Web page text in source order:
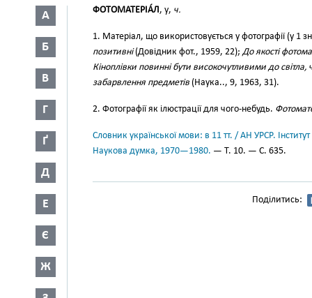
А
Б
В
Г
Ґ
Д
Е
Є
Ж
ФОТОМАТЕРІА́Л, у, ч.
1. Матеріал, що використовується у фотографії (у 1
позитивні(Довідник фот., 1959, 22);До якості
Кіноплівки повинні бути високочутливими до
забарвлення предметів (Наука.., 9, 1963, 31).
2. Фотографії як ілюстрації для чого-небудь.
Словник української мови: в 11 тт. / АН УРСР.
Наукова думка, 1970—1980. — Т. 10. — С. 635.
Поділитись: